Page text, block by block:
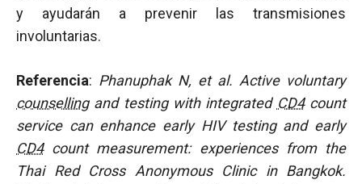
y ayudarán a prevenir las transmisiones
involuntarias.
Referencia: Phanuphak N, et al. Active voluntary
counsellingand testing with integrated CD4count
service can enhance early HIV testing and early
CD4count measurement: experiences from the
Thai Red Cross Anonymous Clinic in Bangkok.